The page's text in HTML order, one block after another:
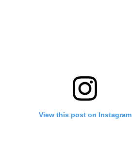
View this post on Instagram